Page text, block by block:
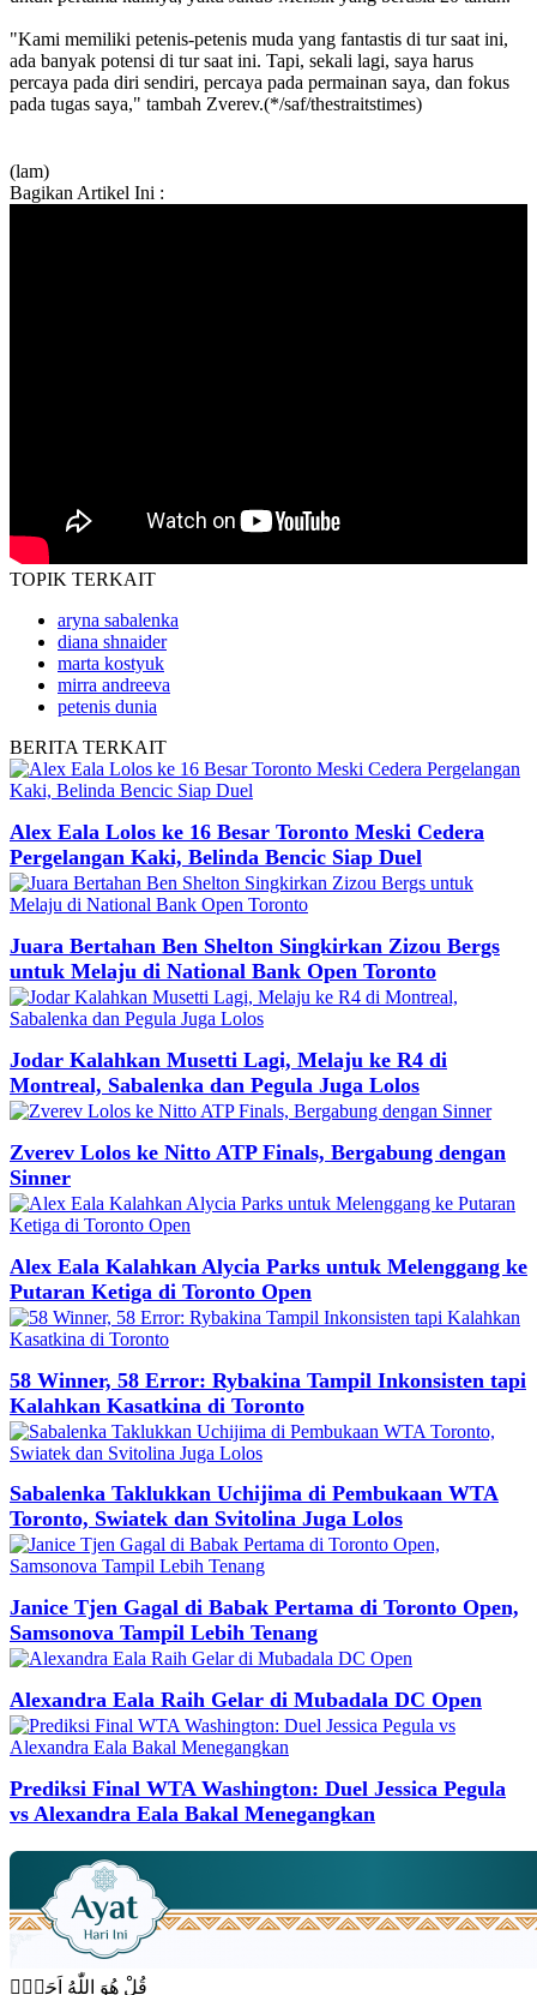
"Kami memiliki petenis-petenis muda yang fantastis di tur saat ini,
ada banyak potensi di tur saat ini. Tapi, sekali lagi, saya harus
percaya pada diri sendiri, percaya pada permainan saya, dan fokus
pada tugas saya," tambah Zverev.(*/saf/thestraitstimes)
(lam)
Bagikan Artikel Ini :
TOPIK TERKAIT
aryna sabalenka
diana shnaider
marta kostyuk
mirra andreeva
petenis dunia
BERITA TERKAIT
Alex Eala Lolos ke 16 Besar Toronto Meski Cedera
Pergelangan Kaki, Belinda Bencic Siap Duel
Juara Bertahan Ben Shelton Singkirkan Zizou Bergs
untuk Melaju di National Bank Open Toronto
Jodar Kalahkan Musetti Lagi, Melaju ke R4 di
Montreal, Sabalenka dan Pegula Juga Lolos
Zverev Lolos ke Nitto ATP Finals, Bergabung dengan
Sinner
Alex Eala Kalahkan Alycia Parks untuk Melenggang ke
Putaran Ketiga di Toronto Open
58 Winner, 58 Error: Rybakina Tampil Inkonsisten tapi
Kalahkan Kasatkina di Toronto
Sabalenka Taklukkan Uchijima di Pembukaan WTA
Toronto, Swiatek dan Svitolina Juga Lolos
Janice Tjen Gagal di Babak Pertama di Toronto Open,
Samsonova Tampil Lebih Tenang
Alexandra Eala Raih Gelar di Mubadala DC Open
Prediksi Final WTA Washington: Duel Jessica Pegula
vs Alexandra Eala Bakal Menegangkan
قُلْ هُوَ اللّٰهُ اَحَدٌۚ